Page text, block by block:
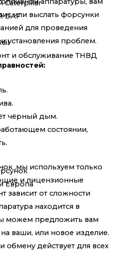
Caterpillar
DAF
и обслуживание ТНВД
Европа
или выслать форсунки
для проведения
установления проблем.
чёрный дым.
состоянии,
,мы используем только
и лицензионные
зависит от сложности
находится в
можем предложить вам
ваши, или новое изделие.
действует для всех